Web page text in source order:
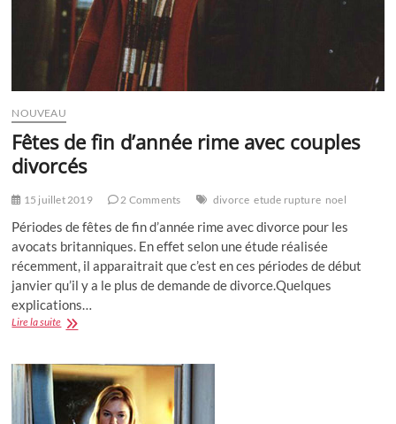
NOUVEAU
Fêtes de fin d’année rime avec couples
divorcés
15 juillet 2019 2 Comments divorce etude rupture noel
Périodes de fêtes de fin d’année rime avec divorce pour les
avocats britanniques. En effet selon une étude réalisée
récemment, il apparaitrait que c’est en ces périodes de début
janvier qu’il y a le plus de demande de divorce.Quelques
explications…
Lire la suiteFêtes
d’année
rime
avec
couples